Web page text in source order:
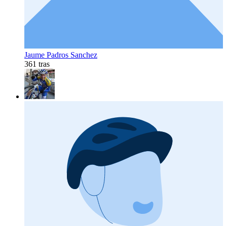
Jaume Padros Sanchez
361 tras